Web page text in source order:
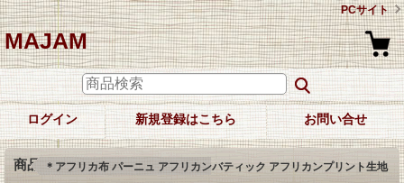
PCサイト
MAJAM
ログイン 新規登録はこちら お問い合せ
商品詳細＊アフリカ布 パーニュ アフリカンバティック アフリカンプリント生地